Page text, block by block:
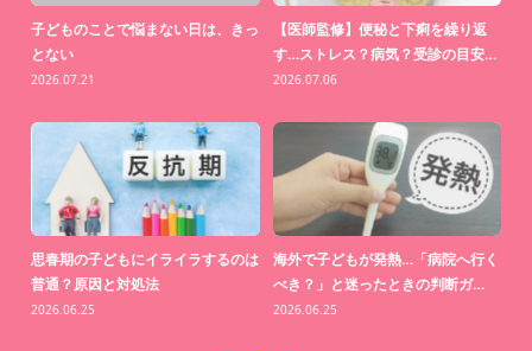
子どものことで悩まない日は、きっ
とない
2026.07.21
【医師監修】便秘と下痢を繰り返
す…ストレス？病気？受診の目安…
2026.07.06
思春期の子どもにイライラするのは
普通？原因と対処法
2026.06.25
海外で子どもが発熱…「病院へ行く
べき？」と迷ったときの判断ガ…
2026.06.25